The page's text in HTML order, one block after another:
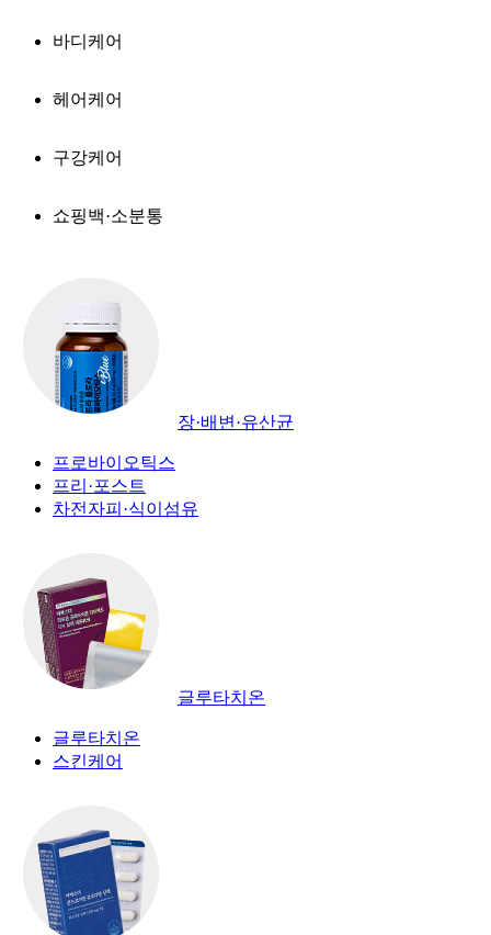
바디케어
헤어케어
구강케어
쇼핑백·소분통
장·배변·유산균
프로바이오틱스
프리·포스트
차전자피·식이섬유
글루타치온
글루타치온
스킨케어